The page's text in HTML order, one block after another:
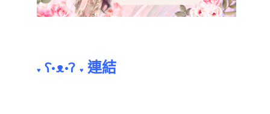
♥ ʕ•ᴥ•ʔ ♥ 連結